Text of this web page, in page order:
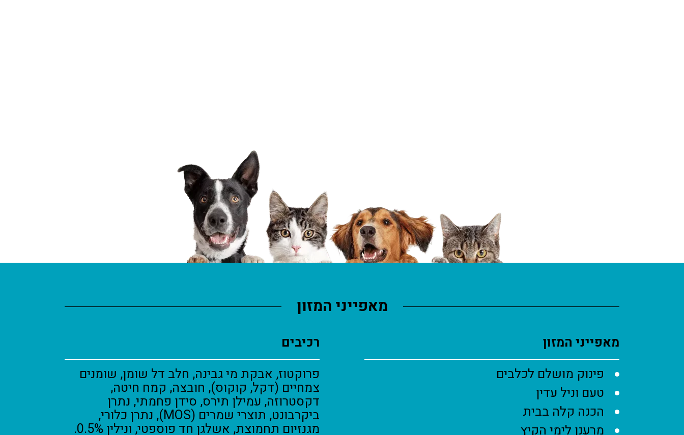
מאפייני המזון
מאפייני המזון
פינוק מושלם לכלבים
טעם וניל עדין
הכנה קלה בבית
מרענן לימי הקיץ
רכיבים
פרוקטוז, אבקת מי גבינה, חלב דל שומן, שומנים
צמחיים (דקל, קוקוס), חובצה, קמח חיטה,
דקסטרוזה, עמילן תירס, סידן פחמתי, נתרן
ביקרבונט, תוצרי שמרים (MOS), נתרן כלורי,
מגנזיום תחמוצת, אשלגן חד פוספטי, ונילין 0.5%.